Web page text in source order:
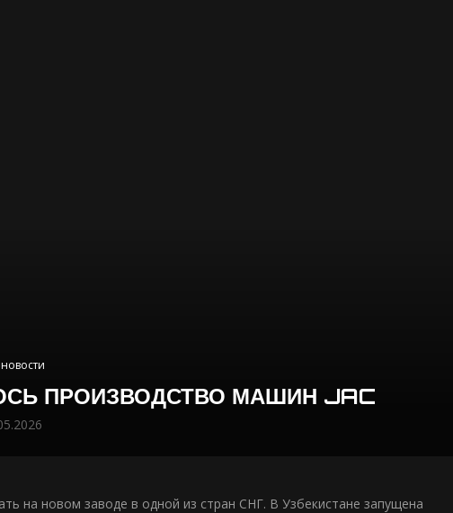
ПРОИЗВОДСТВО МАШИН JAC
на новом заводе в одной из стран СНГ. В Узбекистане запущена